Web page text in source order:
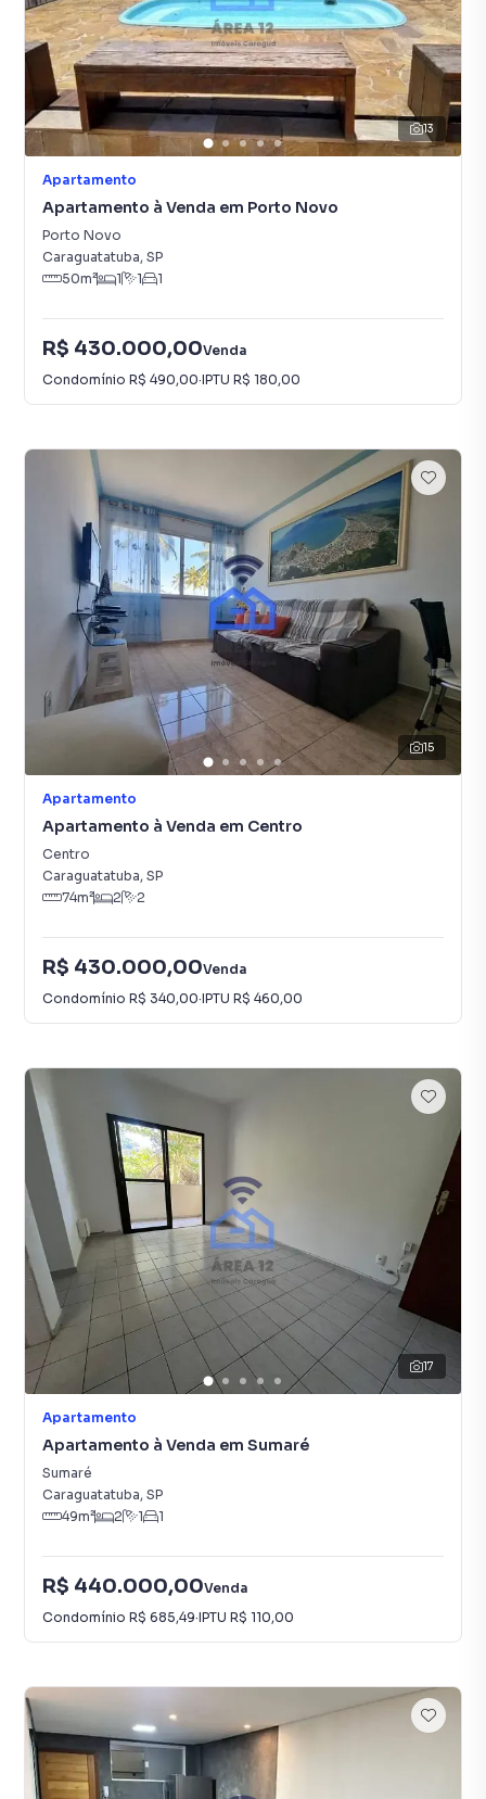
13
Apartamento
Apartamento à Venda em Porto Novo
Porto Novo
Caraguatatuba, SP
50m² 1 1 1
R$ 430.000,00Venda
Condomínio R$ 490,00·IPTU R$ 180,00
15
Apartamento
Apartamento à Venda em Centro
Centro
Caraguatatuba, SP
74m² 2 2
R$ 430.000,00Venda
Condomínio R$ 340,00·IPTU R$ 460,00
17
Apartamento
Apartamento à Venda em Sumaré
Sumaré
Caraguatatuba, SP
49m² 2 1 1
R$ 440.000,00Venda
Condomínio R$ 685,49·IPTU R$ 110,00